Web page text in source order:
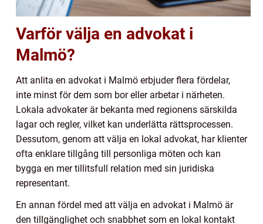
Varför välja en advokat i
Malmö?
Att anlita en advokat i Malmö erbjuder flera fördelar,
inte minst för dem som bor eller arbetar i närheten.
Lokala advokater är bekanta med regionens särskilda
lagar och regler, vilket kan underlätta rättsprocessen.
Dessutom, genom att välja en lokal advokat, har klienter
ofta enklare tillgång till personliga möten och kan
bygga en mer tillitsfull relation med sin juridiska
representant.
En annan fördel med att välja en advokat i Malmö är
den tillgänglighet och snabbhet som en lokal kontakt